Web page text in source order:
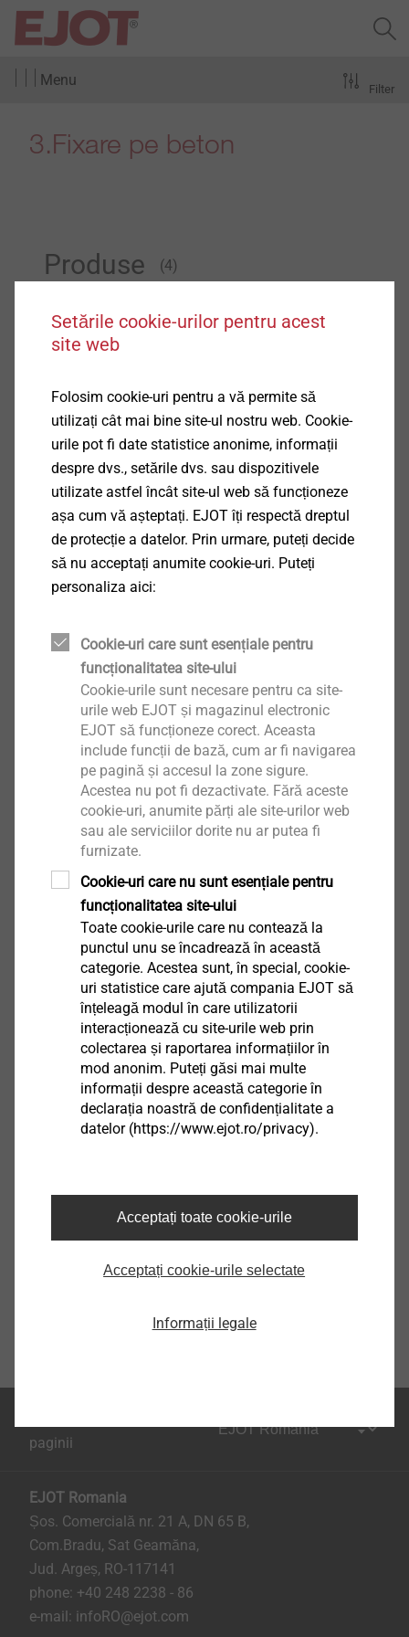
Menu
3.Fixare pe beton
Produse (4)
Filter
Burghiu percutant SDS-plus
Unelte, scule de montaj
Vizualizare produs
Vizualizare produs
FBS-R-6,3
Fixarea acoperișului plan
Vizualizare produs
Bit hexalobular TX form C
6,3
Unelte, scule de montaj
Vizualizare produs
paginii
EJOT Romania
Șos. Comercială nr. 21 A, DN 65 B,
Com.Bradu, Sat Geamăna,
Jud. Argeș, RO-117141
phone: +40 248 2238 - 86
e-mail: infoRO@ejot.com
Setările cookie-urilor pentru acest
site web
Folosim cookie-uri pentru a vă permite să
utilizați cât mai bine site-ul nostru web. Cookie-
urile pot fi date statistice anonime, informații
despre dvs., setările dvs. sau dispozitivele
utilizate astfel încât site-ul web să funcționeze
așa cum vă așteptați. EJOT îți respectă dreptul
de protecție a datelor. Prin urmare, puteți decide
să nu acceptați anumite cookie-uri. Puteți
personaliza aici:
Cookie-uri care sunt esențiale pentru
funcționalitatea site-ului
Cookie-urile sunt necesare pentru ca site-
urile web EJOT și magazinul electronic
EJOT să funcționeze corect. Aceasta
include funcții de bază, cum ar fi navigarea
pe pagină și accesul la zone sigure.
Acestea nu pot fi dezactivate. Fără aceste
cookie-uri, anumite părți ale site-urilor web
sau ale serviciilor dorite nu ar putea fi
furnizate.
Cookie-uri care nu sunt esențiale pentru
funcționalitatea site-ului
Toate cookie-urile care nu contează la
punctul unu se încadrează în această
categorie. Acestea sunt, în special, cookie-
uri statistice care ajută compania EJOT să
înțeleagă modul în care utilizatorii
interacționează cu site-urile web prin
colectarea și raportarea informațiilor în
mod anonim. Puteți găsi mai multe
informații despre această categorie în
declarația noastră de confidențialitate a
datelor (https://www.ejot.ro/privacy).
Acceptați toate cookie-urile
Acceptați cookie-urile selectate
Informații legale